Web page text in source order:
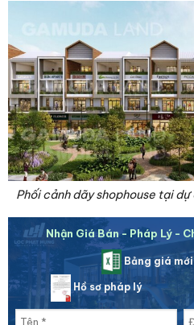
Phối cảnh dãy shophouse tại
Nhận Giá Bán - Pháp Lý -
Bảng giá
Hồ sơ pháp lý